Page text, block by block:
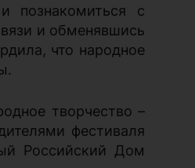
познакомиться с
и обменявшись
что народное
творчество –
фестиваля
Российский Дом